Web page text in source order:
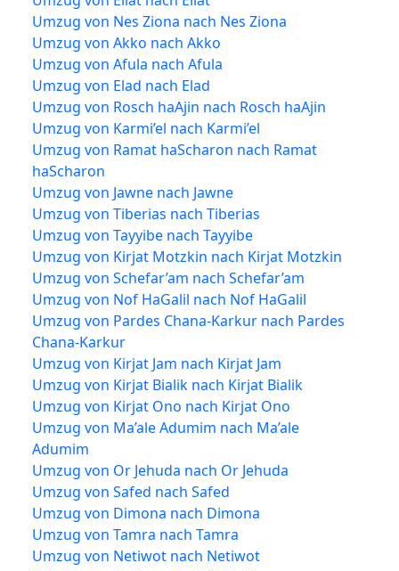
Umzug von Nes Ziona nach Nes Ziona
Umzug von Akko nach Akko
Umzug von Afula nach Afula
Umzug von Elad nach Elad
Umzug von Rosch haAjin nach Rosch haAjin
Umzug von Karmi’el nach Karmi’el
Umzug von Ramat haScharon nach Ramat
haScharon
Umzug von Jawne nach Jawne
Umzug von Tiberias nach Tiberias
Umzug von Tayyibe nach Tayyibe
Umzug von Kirjat Motzkin nach Kirjat Motzkin
Umzug von Schefar’am nach Schefar’am
Umzug von Nof HaGalil nach Nof HaGalil
Umzug von Pardes Chana-Karkur nach Pardes
Chana-Karkur
Umzug von Kirjat Jam nach Kirjat Jam
Umzug von Kirjat Bialik nach Kirjat Bialik
Umzug von Kirjat Ono nach Kirjat Ono
Umzug von Ma’ale Adumim nach Ma’ale
Adumim
Umzug von Or Jehuda nach Or Jehuda
Umzug von Safed nach Safed
Umzug von Dimona nach Dimona
Umzug von Tamra nach Tamra
Umzug von Netiwot nach Netiwot